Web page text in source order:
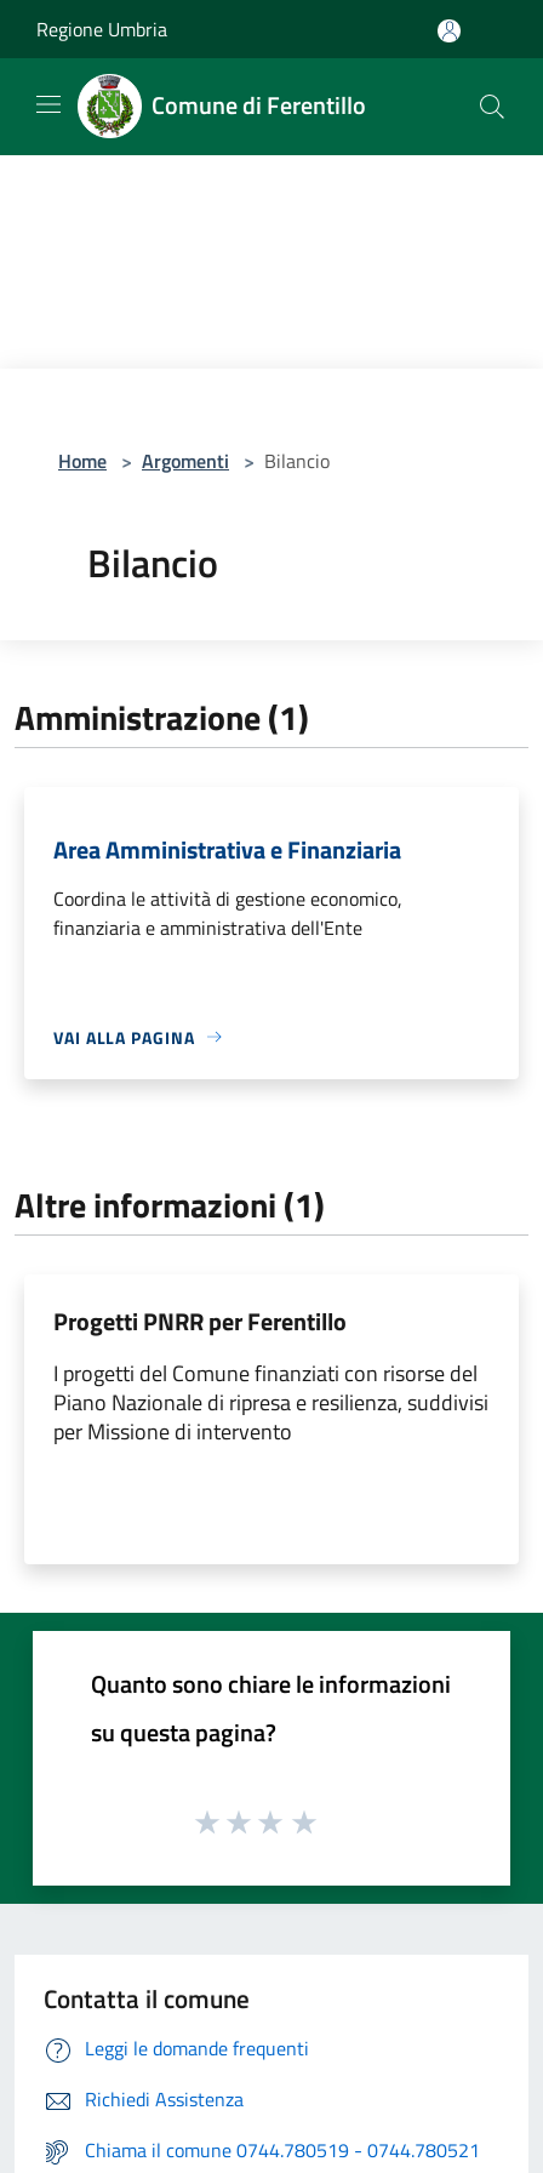
Regione Umbria
Comune di Ferentillo
Home > Argomenti > Bilancio
Bilancio
Amministrazione (1)
Area Amministrativa e Finanziaria
Coordina le attività di gestione economico,
finanziaria e amministrativa dell'Ente
VAI ALLA PAGINA
Altre informazioni (1)
Progetti PNRR per Ferentillo
I progetti del Comune finanziati con risorse del
Piano Nazionale di ripresa e resilienza, suddivisi
per Missione di intervento
Quanto sono chiare le informazioni
su questa pagina?
Contatta il comune
Leggi le domande frequenti
Richiedi Assistenza
Chiama il comune 0744.780519 - 0744.780521